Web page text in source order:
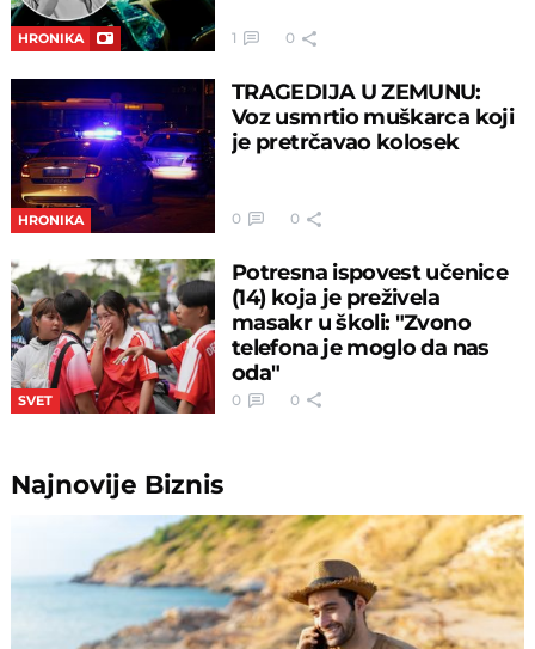
HRONIKA 1 0
HRONIKA
TRAGEDIJA U ZEMUNU:
Voz usmrtio muškarca koji
je pretrčavao kolosek
0 0
SVET
Potresna ispovest učenice
(14) koja je preživela
masakr u školi: "Zvono
telefona je moglo da nas
oda"
0 0
Najnovije Biznis